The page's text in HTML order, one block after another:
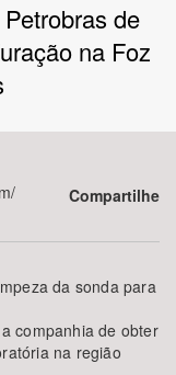
de
na Foz
Compartilhe
da sonda para
companhia de obter
na região